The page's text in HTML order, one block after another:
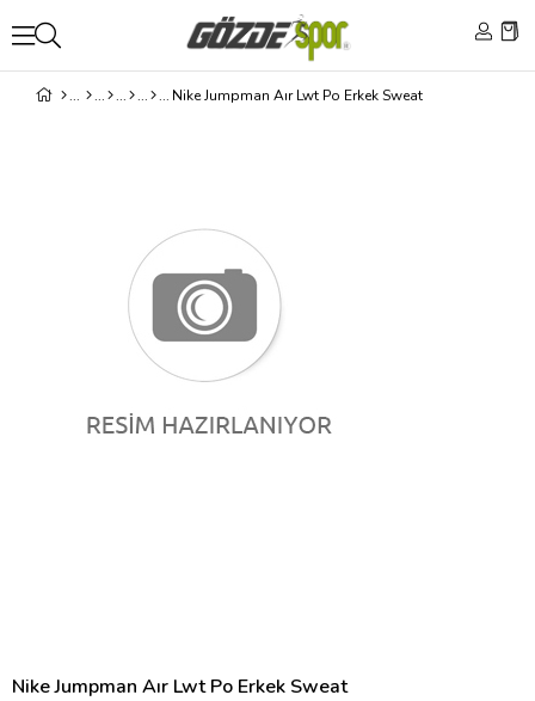
Nike Jumpman Aır Lwt Po Erkek Sweat
Nike Jumpman Aır Lwt Po Erkek Sweat